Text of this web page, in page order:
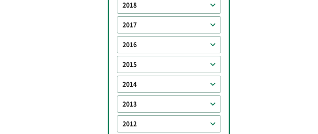
2018
2017
2016
2015
2014
2013
2012